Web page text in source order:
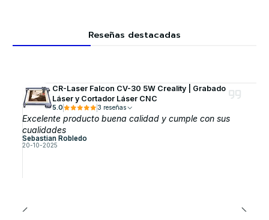
Reseñas destacadas
CR-Laser Falcon CV-30 5W Creality | Grabado
Láser y Cortador Láser CNC
5.0 3 reseñas
Excelente producto buena calidad y cumple con sus
cualidades
Sebastian Robledo
20-10-2025